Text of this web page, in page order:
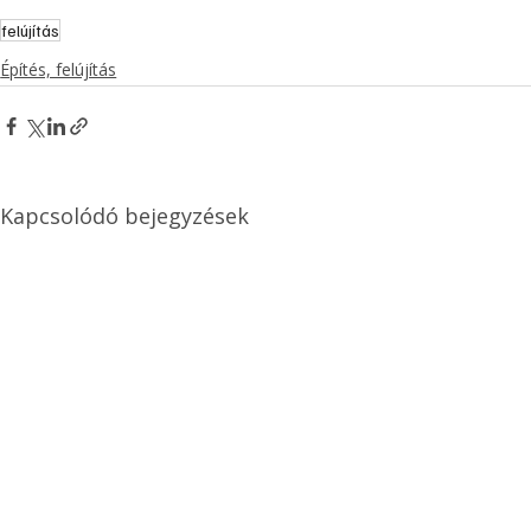
felújítás
Építés, felújítás
Kapcsolódó bejegyzések